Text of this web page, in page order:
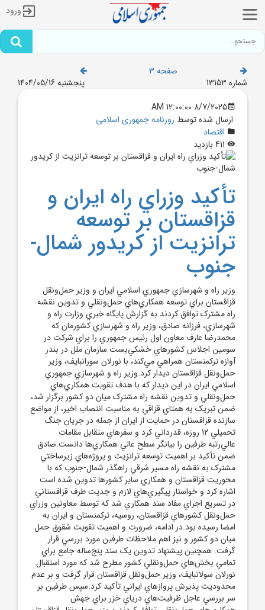
ورود
صفحه 3
شماره 13153
پنجشنبه 1404/05/16
8/7/2025 12:00:00 AM
ارسال شده توسط روزنامه جمهوری اسلامی
اقتصاد
تأکيد وزراي راه ايران و
قزاقستان بر توسعه
ترانزيت از کريدور شمال-
جنوب
وزير راه و شهرسازي جمهوري اسلامي ايران و وزير حمل‌ونقل
قزاقستان براي توسعه همکاري‌هاي حمل‌ونقلي و تدوين نقشه
راه مشترک توافق کردند.به گزارش پايگاه خبري وزارت راه و
شهرسازي، فرزانه صادق، وزير راه و شهرسازي کشورمان که
محمدرضا عارف معاون اول رئيس جمهوري را براي شرکت در
سومين اجلاس کشورهاي خشکي‌بست سازمان ملل در بندر
آوازه ترکمنستان همراهي مي‌کند، با نورلان سورانبايف، وزير
حمل‌ونقل قزاقستان ديدار کرد.وزير راه و شهرسازي جمهوري
اسلامي ايران در اين ديدار که با هدف تقويت همکاري‌هاي
حمل‌ونقلي و تدوين نقشه راه مشترک ميان دو کشور برگزار شد،
ضمن تبريک به همتاي قزاقي به مناسبت انتصاب اخير، از مواضع
سازنده قزاقستان در حمايت از ايران از جمله در جريان جنگ
تحميلي 12 روزه، قدرداني کرد و سفرهاي متقابل مقامات
عالي‌رتبه طرفين را بيانگر سطح عالي همکاري‌ها دانست.صادق
ضمن تأکيد بر اهميت توسعه ترانزيت و پروژه‌هاي زيرساختي
مشترک به نقشه راه مسير شرقي راهگذر شمال-جنوب که با
محوريت قزاقستان و همکاري ساير کشورها تدوين شده است
اشاره کرد و خواستار پيگيري‌هاي لازم و جديت طرف قزاقستاني
در تسريع اجراي مفاد سند همکاري شد که توسط معاونين وزراي
حمل‌ونقل کشورهاي قزاقستان، روسيه، ترکمنستان و ايران به
امضا رسيده بود.در ادامه، ضرورت و اهميت تقويت شقوق حمل‌
ميان دو کشور و نيز اهم ملاحظات طرفين مورد بررسي قرار
گرفت. همچنين پيشنهاد تدوين يک سند پنج‌ساله جامع براي
تمامي بخش‌هاي حمل‌ونقلي کشور مطرح شد که مورد استقبال
نورلان سولانبايف، وزير حمل‌ونقل قزاقستان قرار گرفت و بر عدم
محدوديت پذيرش پروازهاي ايراني تأکيد کرد.سپس طرفين بر
سر بررسي عاجل ظرفيت‌هاي درياي خزر براي جهش